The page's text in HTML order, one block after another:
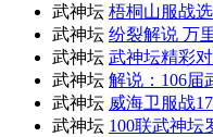
武神坛 梧桐山服战
武神坛 纷裂解说 万
武神坛 武神坛精彩
武神坛 解说：106届
武神坛 威海卫服战
武神坛 100联武神坛